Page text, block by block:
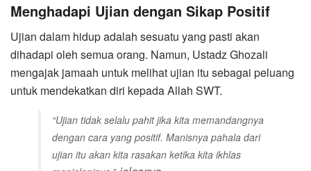
Menghadapi Ujian dengan Sikap Positif
Ujian dalam hidup adalah sesuatu yang pasti akan
dihadapi oleh semua orang. Namun, Ustadz Ghozali
mengajak jamaah untuk melihat ujian itu sebagai peluang
untuk mendekatkan diri kepada Allah SWT.
“Ujian tidak selalu pahit jika kita memandangnya
dengan cara yang positif. Manisnya pahala dari
ujian itu akan kita rasakan ketika kita ikhlas